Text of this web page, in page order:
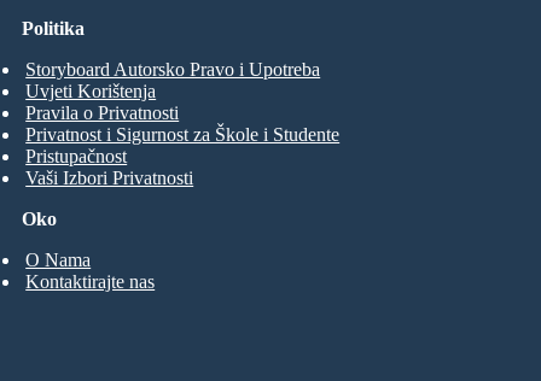
Oko
O Nama
Kontaktirajte nas
Politika
Storyboard Autorsko Pravo i Upotreba
Uvjeti Korištenja
Pravila o Privatnosti
Privatnost i Sigurnost za Škole i Studente
Pristupačnost
Vaši Izbori Privatnosti